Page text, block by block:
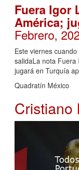
Fuera Igor
América;
Febrero,
Este viernes
salidaLa nota Fuera
jugará en Turquía
Quadratín México
Cristiano